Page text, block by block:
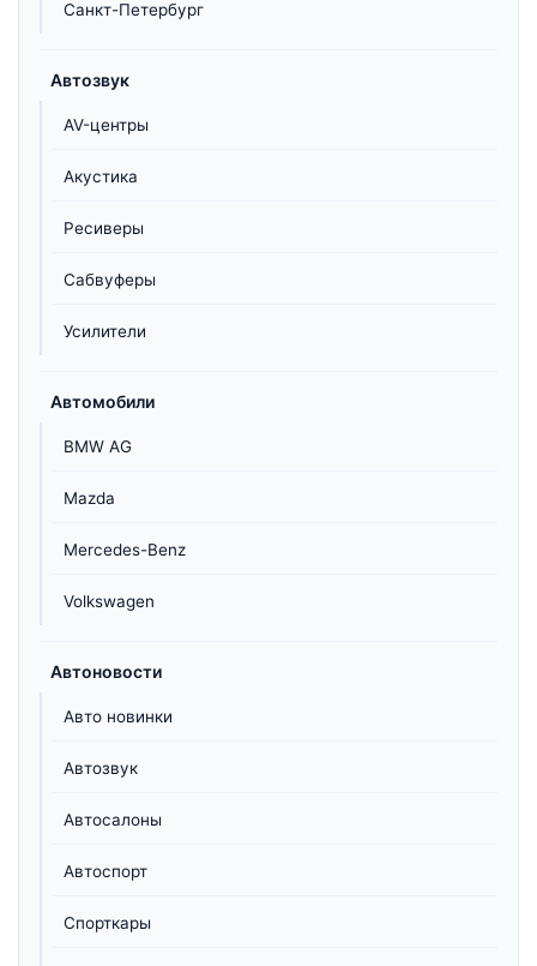
Санкт-Петербург
Автозвук
AV-центры
Акустика
Ресиверы
Сабвуферы
Усилители
Автомобили
BMW AG
Mazda
Mercedes-Benz
Volkswagen
Автоновости
Авто новинки
Автозвук
Автосалоны
Автоспорт
Спорткары